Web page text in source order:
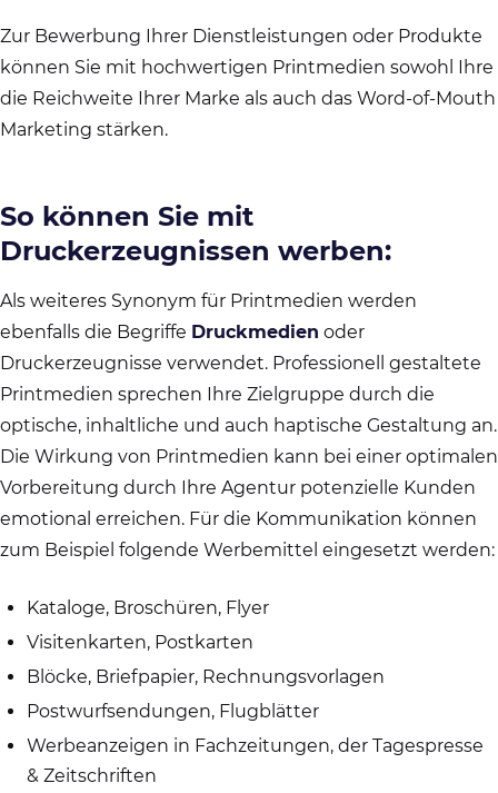
Zur Bewerbung Ihrer Dienstleistungen oder Produkte
können Sie mit hochwertigen Printmedien sowohl Ihre
die Reichweite Ihrer Marke als auch das Word-of-Mouth
Marketing stärken.
So können Sie mit
Druckerzeugnissen werben:
Als weiteres Synonym für Printmedien werden
ebenfalls die Begriffe Druckmedien oder
Druckerzeugnisse verwendet. Professionell gestaltete
Printmedien sprechen Ihre Zielgruppe durch die
optische, inhaltliche und auch haptische Gestaltung an.
Die Wirkung von Printmedien kann bei einer optimalen
Vorbereitung durch Ihre Agentur potenzielle Kunden
emotional erreichen. Für die Kommunikation können
zum Beispiel folgende Werbemittel eingesetzt werden:
Kataloge, Broschüren, Flyer
Visitenkarten, Postkarten
Blöcke, Briefpapier, Rechnungsvorlagen
Postwurfsendungen, Flugblätter
Werbeanzeigen in Fachzeitungen, der Tagespresse
& Zeitschriften